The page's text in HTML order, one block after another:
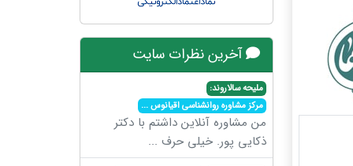
آخرین نظرات سایت
ملیحه سالاروند:
مرکز مشاوره روانشناسی اقیانوس...
من مشاوره آنلاین داشتم با دکتر
ذکایی پور. خیلی حرف ...